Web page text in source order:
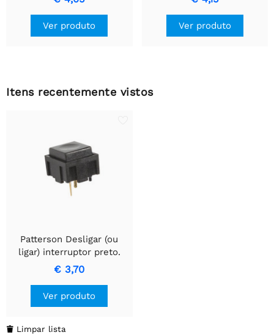
Ver produto Ver produto
Itens recentemente vistos
Patterson Desligar (ou
ligar) interruptor preto.
€ 3,70
Ver produto
 Limpar lista